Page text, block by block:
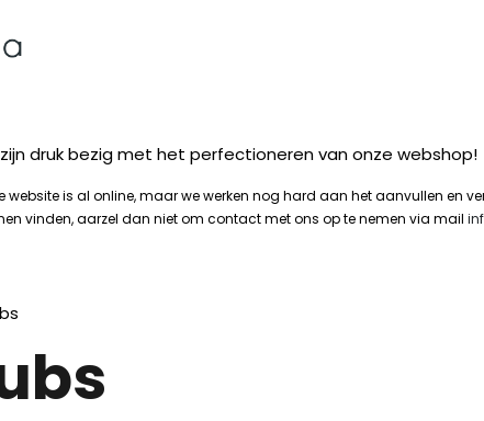
druk bezig met het perfectioneren van onze webshop!
website is al online, maar we werken nog hard aan het aanvullen en
vinden, aarzel dan niet om contact met ons op te nemen via mail